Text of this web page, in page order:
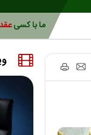
ما با کسی